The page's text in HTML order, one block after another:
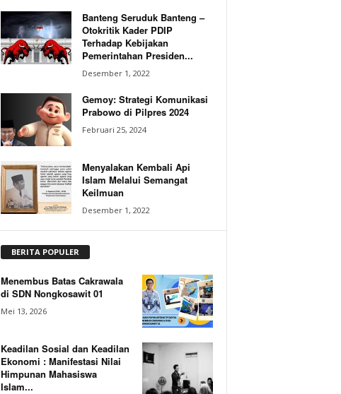
Banteng Seruduk Banteng –
Otokritik Kader PDIP
Terhadap Kebijakan
Pemerintahan Presiden...
Desember 1, 2022
Gemoy: Strategi Komunikasi
Prabowo di Pilpres 2024
Februari 25, 2024
Menyalakan Kembali Api
Islam Melalui Semangat
Keilmuan
Desember 1, 2022
BERITA POPULER
Menembus Batas Cakrawala
di SDN Nongkosawit 01
Mei 13, 2026
Keadilan Sosial dan Keadilan
Ekonomi : Manifestasi Nilai
Himpunan Mahasiswa
Islam...